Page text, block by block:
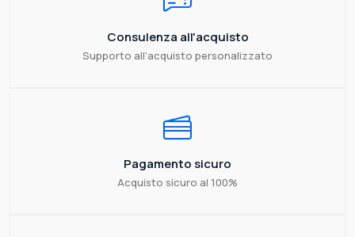
Consulenza all'acquisto
Supporto all'acquisto personalizzato
Pagamento sicuro
Acquisto sicuro al 100%